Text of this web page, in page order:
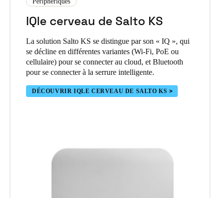
EN SAVOIR PLUS SUR LES FONCTIONNALITÉS DE SALTO
IQle cerveau de Salto KS
La solution Salto KS se distingue par son « IQ », qui
se décline en différentes variantes (Wi-Fi, PoE ou
cellulaire) pour se connecter au cloud, et Bluetooth
pour se connecter à la serrure intelligente.
DÉCOUVRIR IQLE CERVEAU DE SALTO KS